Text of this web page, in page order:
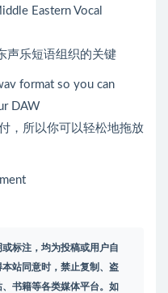
Eastern Vocal
声乐短语组织的关键
format so you can
DAW
，所以你可以轻松地拖放
标注，均为投稿或用户自
站同意时，禁止复制、盗
书籍等各类媒体平台。如